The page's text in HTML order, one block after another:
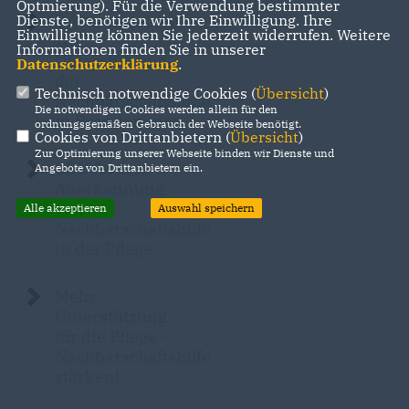
Pressestatement
zur
Unterstützung
Nachbarschaftshilfe
in Brandenburg
CDU fordert
von
Optmierung). Für die Verwendung bestimmter
Dienste, benötigen wir Ihre Einwilligung. Ihre
Einwilligung können Sie jederzeit widerrufen. Weitere
Informationen finden Sie in unserer
Datenschutzerklärung.
Technisch notwendige Cookies (Übersicht)
Die notwendigen Cookies werden allein für den
ordnungsgemäßen Gebrauch der Webseite benötigt.
Cookies von Drittanbietern (Übersicht)
Zur Optimierung unserer Webseite binden wir Dienste und
Angebote von Drittanbietern ein.
Alle akzeptieren Auswahl speichern